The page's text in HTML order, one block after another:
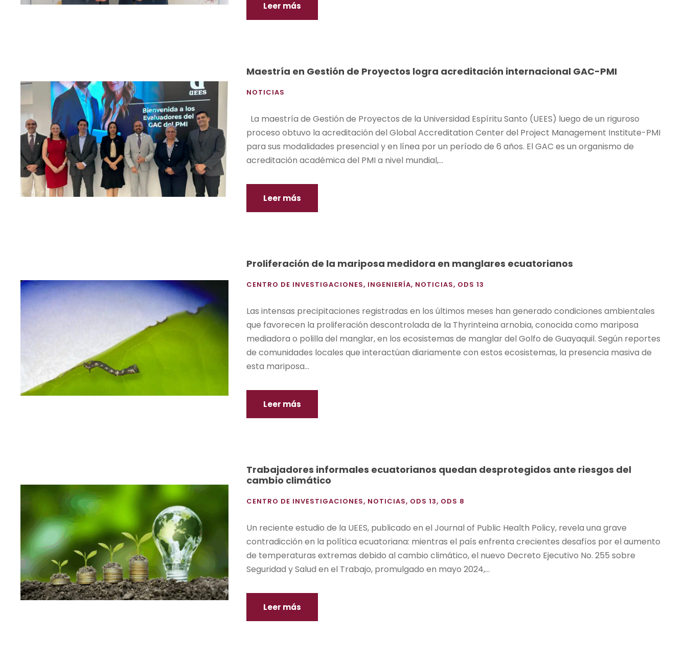
Leer más
Maestría en Gestión de Proyectos logra acreditación internacional GAC-PMI
NOTICIAS
La maestría de Gestión de Proyectos de la Universidad Espíritu Santo (UEES) luego de un riguroso
proceso obtuvo la acreditación del Global Accreditation Center del Project Management Institute-PMI
para sus modalidades presencial y en línea por un período de 6 años. El GAC es un organismo de
acreditación académica del PMI a nivel mundial,...
Leer más
Proliferación de la mariposa medidora en manglares ecuatorianos
CENTRO DE INVESTIGACIONES, INGENIERÍA, NOTICIAS, ODS 13
Las intensas precipitaciones registradas en los últimos meses han generado condiciones ambientales
que favorecen la proliferación descontrolada de la Thyrinteina arnobia, conocida como mariposa
mediadora o polilla del manglar, en los ecosistemas de manglar del Golfo de Guayaquil. Según reportes
de comunidades locales que interactúan diariamente con estos ecosistemas, la presencia masiva de
esta mariposa...
Leer más
Trabajadores informales ecuatorianos quedan desprotegidos ante riesgos del
cambio climático
CENTRO DE INVESTIGACIONES, NOTICIAS, ODS 13, ODS 8
Un reciente estudio de la UEES, publicado en el Journal of Public Health Policy, revela una grave
contradicción en la política ecuatoriana: mientras el país enfrenta crecientes desafíos por el aumento
de temperaturas extremas debido al cambio climático, el nuevo Decreto Ejecutivo No. 255 sobre
Seguridad y Salud en el Trabajo, promulgado en mayo 2024,...
Leer más